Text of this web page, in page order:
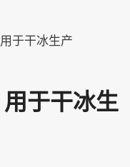
于干冰生产
于干冰生